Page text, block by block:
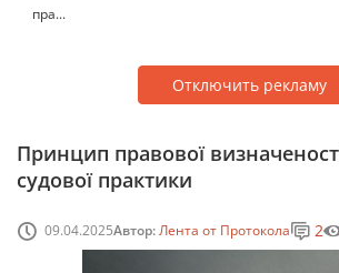
пра...
Отключить рекламу
Принцип правової
судової практики
09.04.2025Автор:Лента от Протокола 2